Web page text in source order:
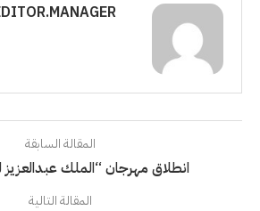
المقالة السابقة
انطلاق مهرجان “الملك
المقالة التالية